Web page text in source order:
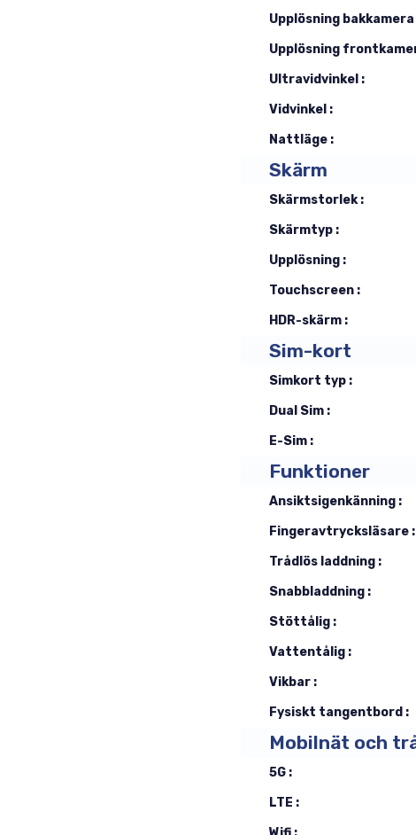
Upplösning bakkamera
Upplösning
Ultravidvinkel :
Vidvinkel :
Nattläge :
Skärm
Skärmstorlek :
Skärmtyp :
Upplösning :
Touchscreen :
HDR-skärm :
Sim-kort
Simkort typ :
Dual Sim :
E-Sim :
Funktioner
Ansiktsigenkänning :
Fingeravtrycksläsare :
Trådlös laddning :
Snabbladdning :
Stöttålig :
Vattentålig :
Vikbar :
Fysiskt tangentbord :
Mobilnät och
5G :
LTE :